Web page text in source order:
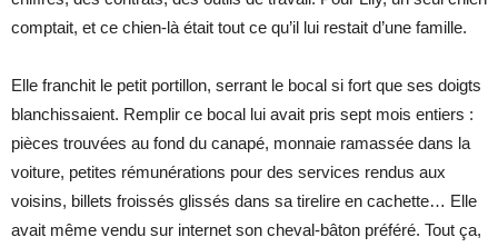
comptait, et ce chien-là était tout ce qu’il lui restait d’une famille.
Elle franchit le petit portillon, serrant le bocal si fort que ses doigts
blanchissaient. Remplir ce bocal lui avait pris sept mois entiers :
pièces trouvées au fond du canapé, monnaie ramassée dans la
voiture, petites rémunérations pour des services rendus aux
voisins, billets froissés glissés dans sa tirelire en cachette… Elle
avait même vendu sur internet son cheval-bâton préféré. Tout ça,